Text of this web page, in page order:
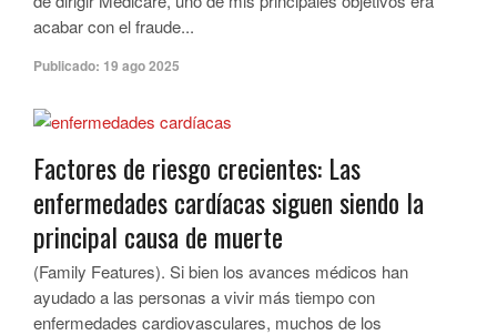
acabar con el fraude...
Publicado: 19 ago 2025
Factores de riesgo crecientes: Las
enfermedades cardíacas siguen siendo la
principal causa de muerte
(Family Features). Si bien los avances médicos han
ayudado a las personas a vivir más tiempo con
enfermedades cardiovasculares, muchos de los